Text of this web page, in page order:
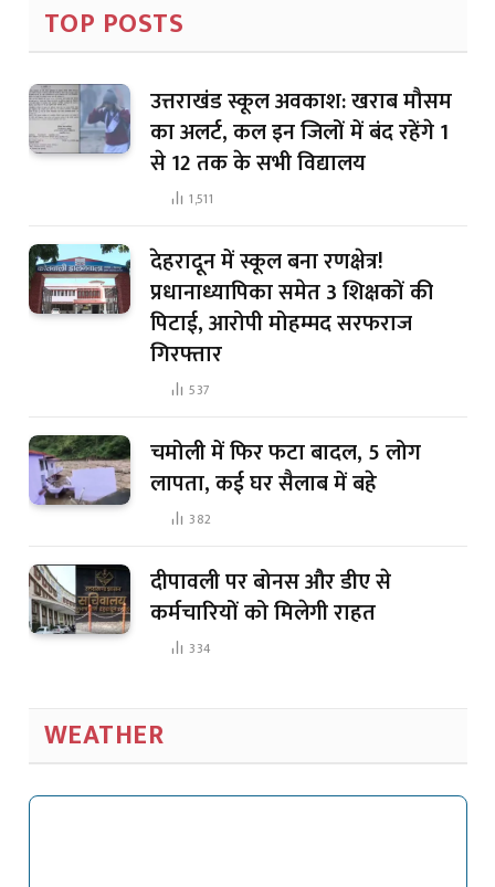
TOP POSTS
उत्तराखंड स्कूल अवकाश: खराब मौसम
का अलर्ट, कल इन जिलों में बंद रहेंगे 1
से 12 तक के सभी विद्यालय
1,511
देहरादून में स्कूल बना रणक्षेत्र!
प्रधानाध्यापिका समेत 3 शिक्षकों की
पिटाई, आरोपी मोहम्मद सरफराज
गिरफ्तार
537
चमोली में फिर फटा बादल, 5 लोग
लापता, कई घर सैलाब में बहे
382
दीपावली पर बोनस और डीए से
कर्मचारियों को मिलेगी राहत
334
WEATHER